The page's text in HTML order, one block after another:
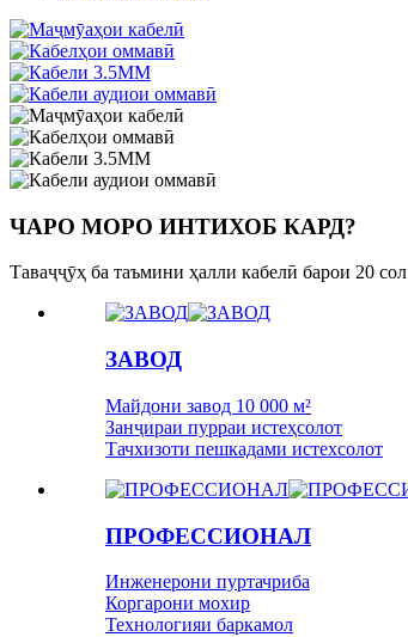
ЧАРО МОРО ИНТИХОБ КАРД?
Таваҷҷӯҳ ба таъмини ҳалли кабелӣ барои 20 сол
ЗАВОД
Майдони завод 10 000 м²
Занҷираи пурраи истеҳсолот
Тачхизоти пешкадами истехсолот
ПРОФЕССИОНАЛ
Инженерони пуртачриба
Коргарони мохир
Технологияи баркамол